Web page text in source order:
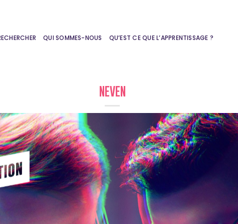
QUI SOMMES-NOUS QU’EST CE QUE L’APPRENTISSAGE ?
NEVEN